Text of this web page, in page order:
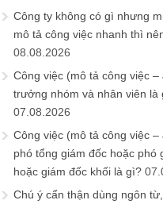
Công ty không có gì nhưng
mô tả công việc nhanh thì
08.08.2026
Công việc (mô tả công việc –
trưởng nhóm và nhân viên là
07.08.2026
Công việc (mô tả công việc –
phó tổng giám đốc hoặc phó
hoặc giám đốc khối là gì?
Chú ý cẩn thận dùng ngôn